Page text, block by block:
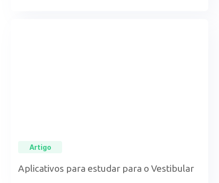
Artigo
Aplicativos para estudar para o Vestibular